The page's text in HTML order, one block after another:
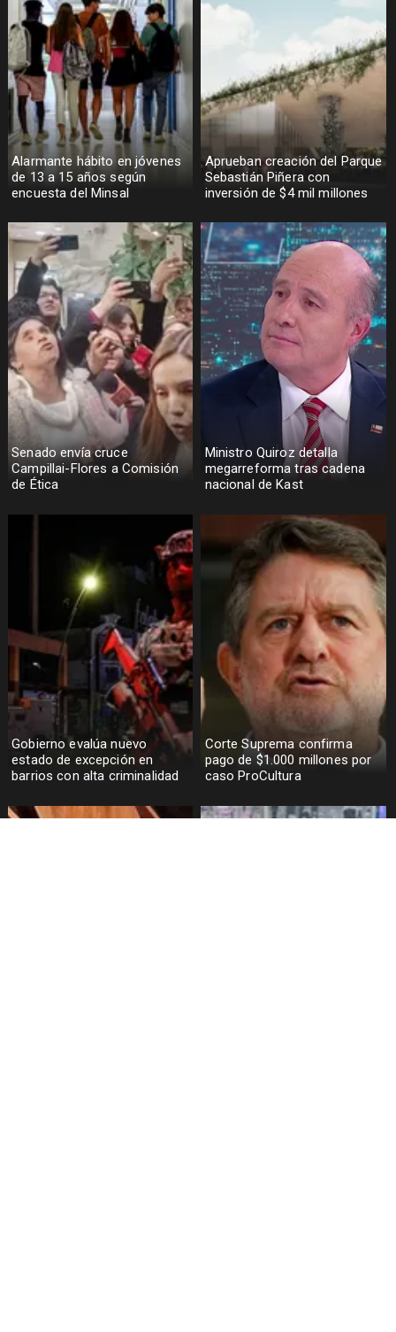
Alarmante hábito en jóvenes
de 13 a 15 años según
encuesta del Minsal
Aprueban creación del Parque
Sebastián Piñera con
inversión de $4 mil millones
Senado envía cruce
Campillai-Flores a Comisión
de Ética
Ministro Quiroz detalla
megarreforma tras cadena
nacional de Kast
Gobierno evalúa nuevo
estado de excepción en
barrios con alta criminalidad
Corte Suprema confirma
pago de $1.000 millones por
caso ProCultura